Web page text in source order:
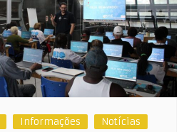
Informações
Notícias